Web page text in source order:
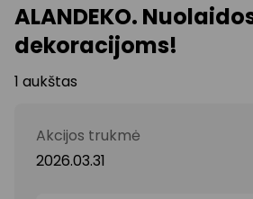
ALANDEKO.
dekoracijoms!
1 aukštas
Akcijos trukmė
2026.03.31